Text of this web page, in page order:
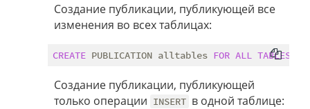
Создание публикации, публикующей все
изменения во всех таблицах:
CREATE PUBLICATION alltables FOR ALL TABLES
Создание публикации, публикующей
только операции INSERT в одной таблице: